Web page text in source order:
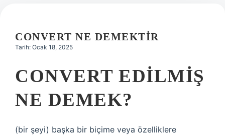
Hakkımızda
CONVERT NE DEMEKTIR
Tarih: Ocak 18, 2025
CONVERT EDILMIŞ
NE DEMEK?
(bir şeyi) başka bir biçime veya özelliklere